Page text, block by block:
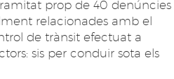
prop de 40 denúncies
relacionades amb el
de trànsit efectuat a
sis per conduir sota els